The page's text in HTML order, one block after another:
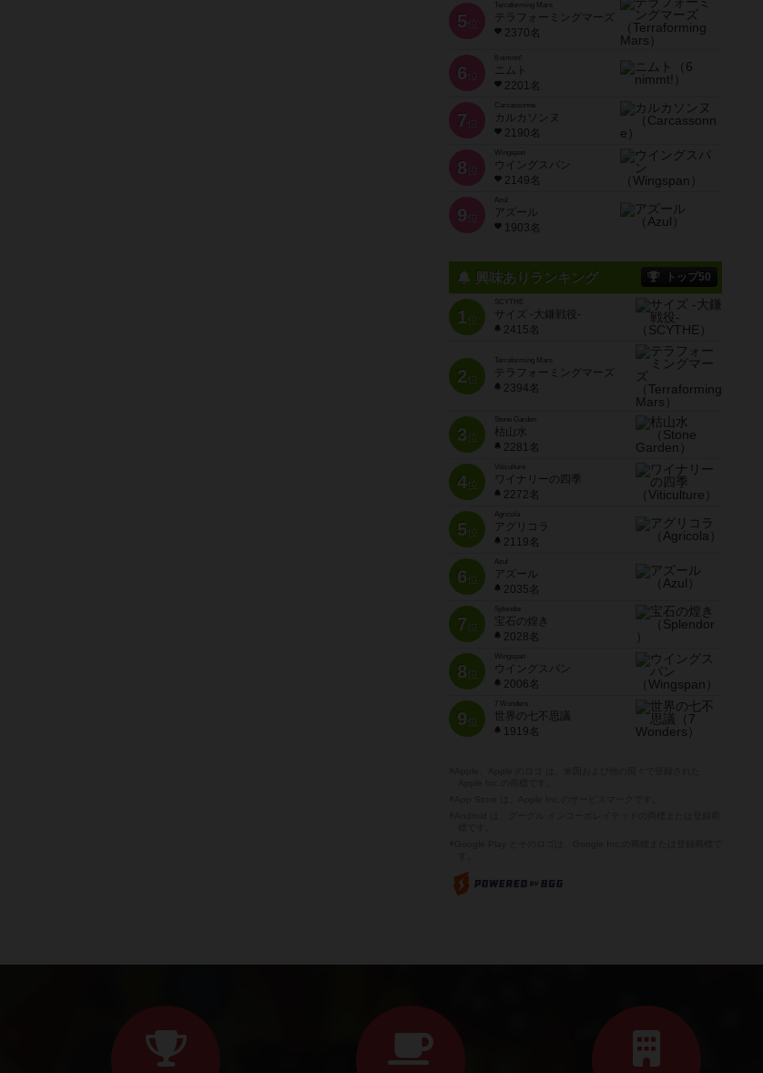
5 位
Terraforming Mars
テラフォーミングマーズ
2370名
6 位
ニムト
2201名
7 位
Carcassonne
カルカソンヌ
2190名
8 位
Wingspan
ウイングスパン
2149名
9 位
Azul
アズール
1903名
興味ありランキング トップ50
1位
SCYTHE
サイズ -大鎌戦役-
2415名
2位
Terraforming Mars
テラフォーミングマーズ
2394名
3位
Stone Garden
枯山水
2281名
4位
Viticulture
ワイナリーの四季
2272名
5位
Agricola
アグリコラ
2119名
6位
Azul
アズール
2035名
7位
宝石の煌き
2028名
8位
Wingspan
ウイングスパン
2006名
9位
7 Wonders
世界の七不思議
1919名